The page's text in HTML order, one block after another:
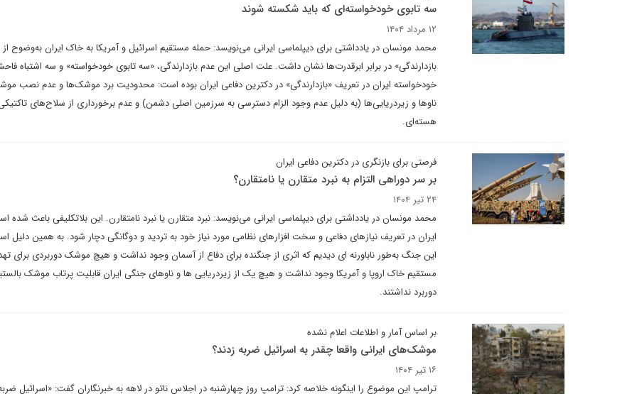
سه تابوی خودخواسته‌ای که باید شکسته شوند
۱۲ مرداد ۱۴۰۴
محمد مونسان در یادداشتی برای دیپلماسی ایرانی می‌نویسد: حمله مستقیم اسرائیل و آمریکا به خاک ایران به‌وضوح
بازدارندگی» در برابر ابرقدرت‌ها نشان داشت. علت اصلی این عدم بازدارندگی، «سه تابوی خودخواسته» و سه اشتباه
خودخواسته ایران در تعریف «بازدارندگی» در دکترین دفاعی ایران بوده است: محدودیت برد موشک‌ها و عدم نصب
ناوها و زیردریایی‌ها (به دلیل عدم وجود الزام دسترسی به سرزمین اصلی دشمن) و عدم برخورداری از سلاح‌های
هسته‌ای.
فرصتی برای بازنگری در دکترین دفاعی ایران
بر سر دوراهی التزام به نبرد متقارن یا نامتقارن؟
۲۴ تیر ۱۴۰۴
محمد مونسان در یادداشتی برای دیپلماسی ایرانی می‌نویسد: نبرد متقارن یا نبرد نامتقارن. این بلاتکلیفی باعث شده
ایران در تعریف نیازهای دفاعی و سخت افزارهای نظامی مورد نیاز خود به تردید و دوگانگی دچار شود. به همین دلیل
این جنگ به‌طور ناباورنه ای دیدیم که اثری از جنگنده برای دفاع از آسمان وجود نداشت و هیچ موشک دوربردی برای
مستقیم خاک اروپا و آمریکا وجود نداشت و هیچ یک از زیردریایی ها و ناوهای جنگی ایران قابلیت پرتاب موشک
دوربرد نداشتند.
بر اساس آمار و اطلاعات اعلام نشده
موشک‌های ایرانی واقعا چقدر به اسرائیل ضربه زدند؟
۱۶ تیر ۱۴۰۴
ترامپ این موضوع را اینگونه خلاصه کرد: ترامپ روز چهارشنبه در اجلاس ناتو در لاهه به خبرنگاران گفت: «اسرائیل